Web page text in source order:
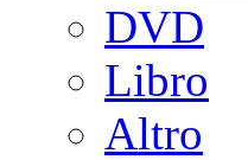
DVD
Libro
Altro